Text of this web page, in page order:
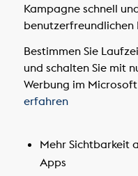
Kampagne schnell
benutzerfreundlichen
Bestimmen Sie
und schalten Sie mit
Werbung im
erfahren
Mehr Sichtbarkeit
Apps